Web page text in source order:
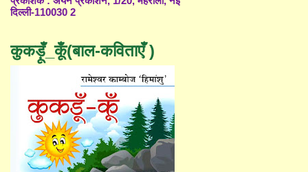
दिल्ली-110030 2
कुकड़ूँ_कूँ(बाल-कविताएँ )